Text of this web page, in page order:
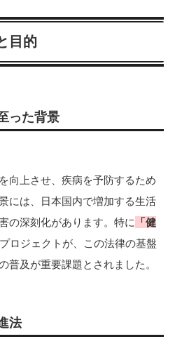
目的
った背景
向上させ、疾病を予防するため
には、日本国内で増加する生活
の深刻化があります。特に
「健
ロジェクトが、この法律の基盤
普及が重要課題とされました。
法